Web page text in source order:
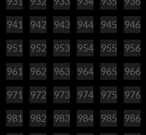
941 942 943 944 945 946
951 952 953 954 955 956
961 962 963 964 965 966
971 972 973 974 975 976
981 982 983 984 985 986